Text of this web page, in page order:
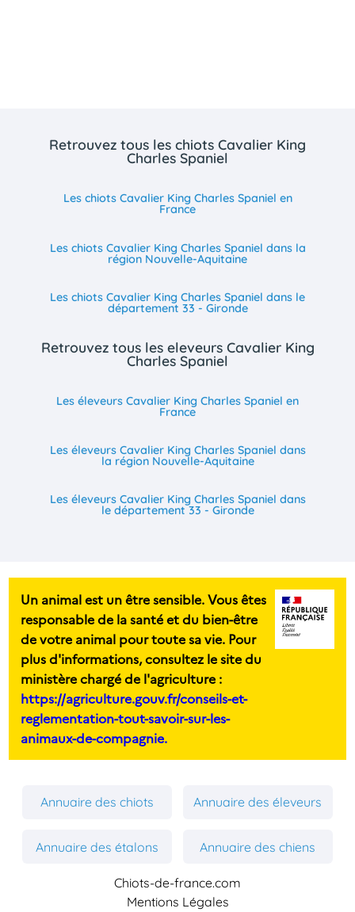
Retrouvez tous les chiots Cavalier King
Charles Spaniel
Les chiots Cavalier King Charles Spaniel en
France
Les chiots Cavalier King Charles Spaniel dans la
région Nouvelle-Aquitaine
Les chiots Cavalier King Charles Spaniel dans le
département 33 - Gironde
Retrouvez tous les eleveurs Cavalier King
Charles Spaniel
Les éleveurs Cavalier King Charles Spaniel en
France
Les éleveurs Cavalier King Charles Spaniel dans
la région Nouvelle-Aquitaine
Les éleveurs Cavalier King Charles Spaniel dans
le département 33 - Gironde
Un animal est un être sensible. Vous êtes
responsable de la santé et du bien-être
de votre animal pour toute sa vie. Pour
plus d'informations, consultez le site du
ministère chargé de l'agriculture :
https://agriculture.gouv.fr/conseils-et-
reglementation-tout-savoir-sur-les-
animaux-de-compagnie.
Annuaire des chiots Annuaire des éleveurs
Annuaire des étalons Annuaire des chiens
Chiots-de-france.com
Mentions Légales